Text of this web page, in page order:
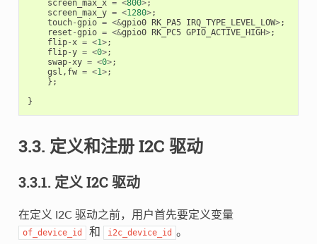
screen_max_x = <800>;
screen_max_y = <1280>;
touch-gpio = <&gpio0 RK_PA5 IRQ_TYPE_LEVEL_LOW>;
reset -gpio = <&gpio0 RK_PC5 GPIO_ACTIVE_HIGH>;
flip-x = <1>;
flip-y = <0>;
swap-xy = <0>;
gsl , fw = <1>;
};
}
3.3. 定义和注册 I2C 驱动
3.3.1. 定义 I2C 驱动
在定义 I2C 驱动之前，用户首先要定义变量
of_device_id 和 i2c_device_id 。